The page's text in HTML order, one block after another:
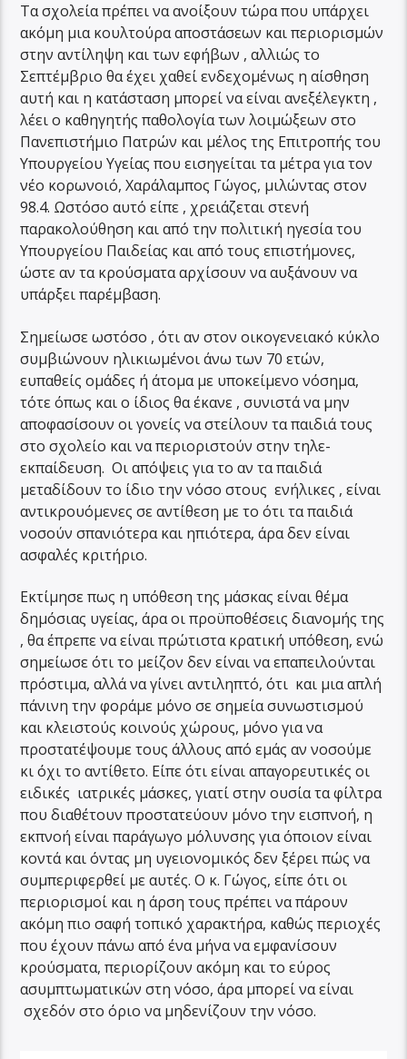
Τα σχολεία πρέπει να ανοίξουν τώρα που υπάρχει
ακόμη μια κουλτούρα αποστάσεων και περιορισμών
στην αντίληψη και των εφήβων , αλλιώς το
Σεπτέμβριο θα έχει χαθεί ενδεχομένως η αίσθηση
αυτή και η κατάσταση μπορεί να είναι ανεξέλεγκτη ,
λέει ο καθηγητής παθολογία των λοιμώξεων στο
Πανεπιστήμιο Πατρών και μέλος της Επιτροπής του
Υπουργείου Υγείας που εισηγείται τα μέτρα για τον
νέο κορωνοιό, Χαράλαμπος Γώγος, μιλώντας στον
98.4. Ωστόσο αυτό είπε , χρειάζεται στενή
παρακολούθηση και από την πολιτική ηγεσία του
Υπουργείου Παιδείας και από τους επιστήμονες,
ώστε αν τα κρούσματα αρχίσουν να αυξάνουν να
υπάρξει παρέμβαση.
Σημείωσε ωστόσο , ότι αν στον οικογενειακό κύκλο
συμβιώνουν ηλικιωμένοι άνω των 70 ετών,
ευπαθείς ομάδες ή άτομα με υποκείμενο νόσημα,
τότε όπως και ο ίδιος θα έκανε , συνιστά να μην
αποφασίσουν οι γονείς να στείλουν τα παιδιά τους
στο σχολείο και να περιοριστούν στην τηλε-
εκπαίδευση. Οι απόψεις για το αν τα παιδιά
μεταδίδουν το ίδιο την νόσο στους ενήλικες , είναι
αντικρουόμενες σε αντίθεση με το ότι τα παιδιά
νοσούν σπανιότερα και ηπιότερα, άρα δεν είναι
ασφαλές κριτήριο.
Εκτίμησε πως η υπόθεση της μάσκας είναι θέμα
δημόσιας υγείας, άρα οι προϋποθέσεις διανομής της
, θα έπρεπε να είναι πρώτιστα κρατική υπόθεση, ενώ
σημείωσε ότι το μείζον δεν είναι να επαπειλούνται
πρόστιμα, αλλά να γίνει αντιληπτό, ότι και μια απλή
πάνινη την φοράμε μόνο σε σημεία συνωστισμού
και κλειστούς κοινούς χώρους, μόνο για να
προστατέψουμε τους άλλους από εμάς αν νοσούμε
κι όχι το αντίθετο. Είπε ότι είναι απαγορευτικές οι
ειδικές ιατρικές μάσκες, γιατί στην ουσία τα φίλτρα
που διαθέτουν προστατεύουν μόνο την εισπνοή, η
εκπνοή είναι παράγωγο μόλυνσης για όποιον είναι
κοντά και όντας μη υγειονομικός δεν ξέρει πώς να
συμπεριφερθεί με αυτές. Ο κ. Γώγος, είπε ότι οι
περιορισμοί και η άρση τους πρέπει να πάρουν
ακόμη πιο σαφή τοπικό χαρακτήρα, καθώς περιοχές
που έχουν πάνω από ένα μήνα να εμφανίσουν
κρούσματα, περιορίζουν ακόμη και το εύρος
ασυμπτωματικών στη νόσο, άρα μπορεί να είναι
σχεδόν στο όριο να μηδενίζουν την νόσο.